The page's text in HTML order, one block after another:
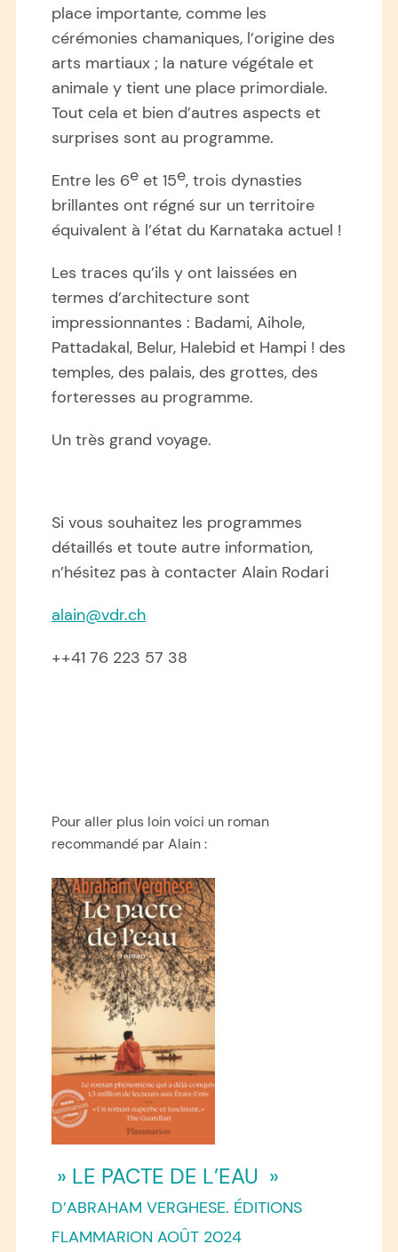
place importante, comme les
cérémonies chamaniques, l’origine des
arts martiaux ; la nature végétale et
animale y tient une place primordiale.
Tout cela et bien d’autres aspects et
surprises sont au programme.
Entre les 6eet 15e, trois dynasties
brillantes ont régné sur un territoire
équivalent à l’état du Karnataka actuel !
Les traces qu’ils y ont laissées en
termes d’architecture sont
impressionnantes : Badami, Aihole,
Pattadakal, Belur, Halebid et Hampi ! des
temples, des palais, des grottes, des
forteresses au programme.
Un très grand voyage.
Si vous souhaitez les programmes
détaillés et toute autre information,
n’hésitez pas à contacter Alain Rodari
alain@vdr.ch
++41 76 223 57 38
Pour aller plus loin voici un roman
recommandé par Alain :
» LE PACTE DE L’EAU »
D’ABRAHAM VERGHESE. ÉDITIONS
FLAMMARION AOÛT 2024